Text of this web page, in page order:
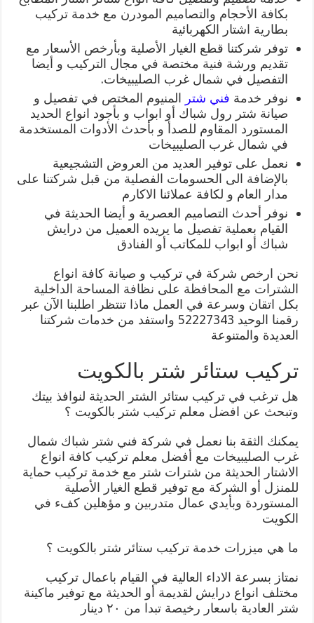
بكافة الأحجام والتصاميم المودرن مع خدمة تركيب
بطارية اشتار الكهربائية
توفر شركتنا قطع الغيار الأصلية وبأرخص الأسعار مع
تقديم ورشة فنية مختصة في مجال التركيب و أيضا
التفصيل في شمال غرب الصليبيخات.
نوفر خدمة فني شتر المنيوم المختص في تفصيل و
صيانة شتر رول شباك أو ابواب و بأجود انواع الحديد
المستورد المقاوم للصدأ و بأحدث الأدوات المستخدمة
في شمال غرب الصليبيخات
نعمل على توفير العديد من العروض التشجيعية
بالإضافة الى الحسومات الفصلية من قبل شركتنا على
مدار العام و لكافة عملائنا الاكارم
نوفر أحدث التصاميم العصرية و أيضا الحديثة في
القيام بعملية تفصيل ما يريده العميل من درايش
شباك أو ابواب للمكاتب أو الفنادق
نحن ارخص شركة في تركيب و صيانة كافة انواع
الشترات مع المحافظة على نظافة المساحة الداخلية
بكل اتقان وسرعة في العمل ماذا تنتظر اطلبنا الآن عبر
رقمنا الوحيد 52227343 واستفد من خدمات شركتنا
العديدة والمتنوعة
تركيب ستائر شتر بالكويت
هل ترغب في تركيب ستائر الشتر الحديثة لنوافذ بيتك
وتبحث عن افضل معلم تركيب شتر بالكويت ؟
يمكنك الثقة بنا نعمل في شركة فني شتر شباك شمال
غرب الصليبيخات مع أفضل معلم تركيب كافة انواع
الاشتار الحديثة من شترات شتر مع خدمة تركيب حماية
للمنزل أو الشركة مع توفير قطع الغيار الأصلية
المستوردة وبأيدي عمال متدربين و مؤهلين كفء في
الكويت
ما هي ميزرات خدمة تركيب ستائر شتر بالكويت ؟
نمتاز بسرعة الاداء العالية في القيام باعمال تركيب
مختلف انواع درايش لقديمة أو الحديثة مع توفير ماكينة
شتر العادية باسعار رخيصة تبدا من ٢٠ دينار